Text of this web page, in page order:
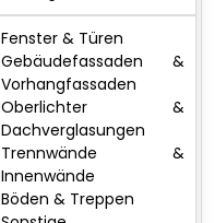
Fenster & Türen
Gebäudefassaden &
Vorhangfassaden
Oberlichter &
Dachverglasungen
Trennwände &
Innenwände
Böden & Treppen